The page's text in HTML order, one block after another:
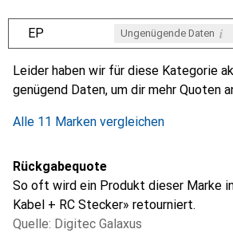
EP Ungenügende Daten i
Leider haben wir für diese Kategorie
genügend Daten, um dir mehr Quoten
Alle 11 Marken vergleichen
Rückgabequote
So oft wird ein Produkt dieser Marke
Kabel + RC Stecker» retourniert.
Quelle: Digitec Galaxus